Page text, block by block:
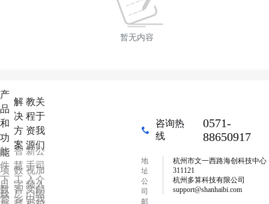
暂无内容
产
品
和
功
能
软
件
下
载
项
目
管
数
解
决
方
案
智
慧
工
厂
数
字
乡
智
教
程
资
源
新
手
入
门
视
频
中
文
关
于
我
们
公
司
介
绍
加
入
我
邮
咨询热
线
0571-
88650917
地
址
公
司
邮
杭州市文一西路海创科技中心
311121
杭州多算科技有限公司
support@shanhaibi.com